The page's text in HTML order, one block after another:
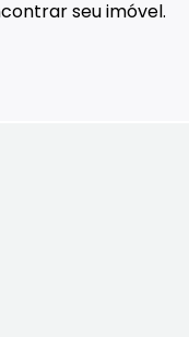
seu imóvel.